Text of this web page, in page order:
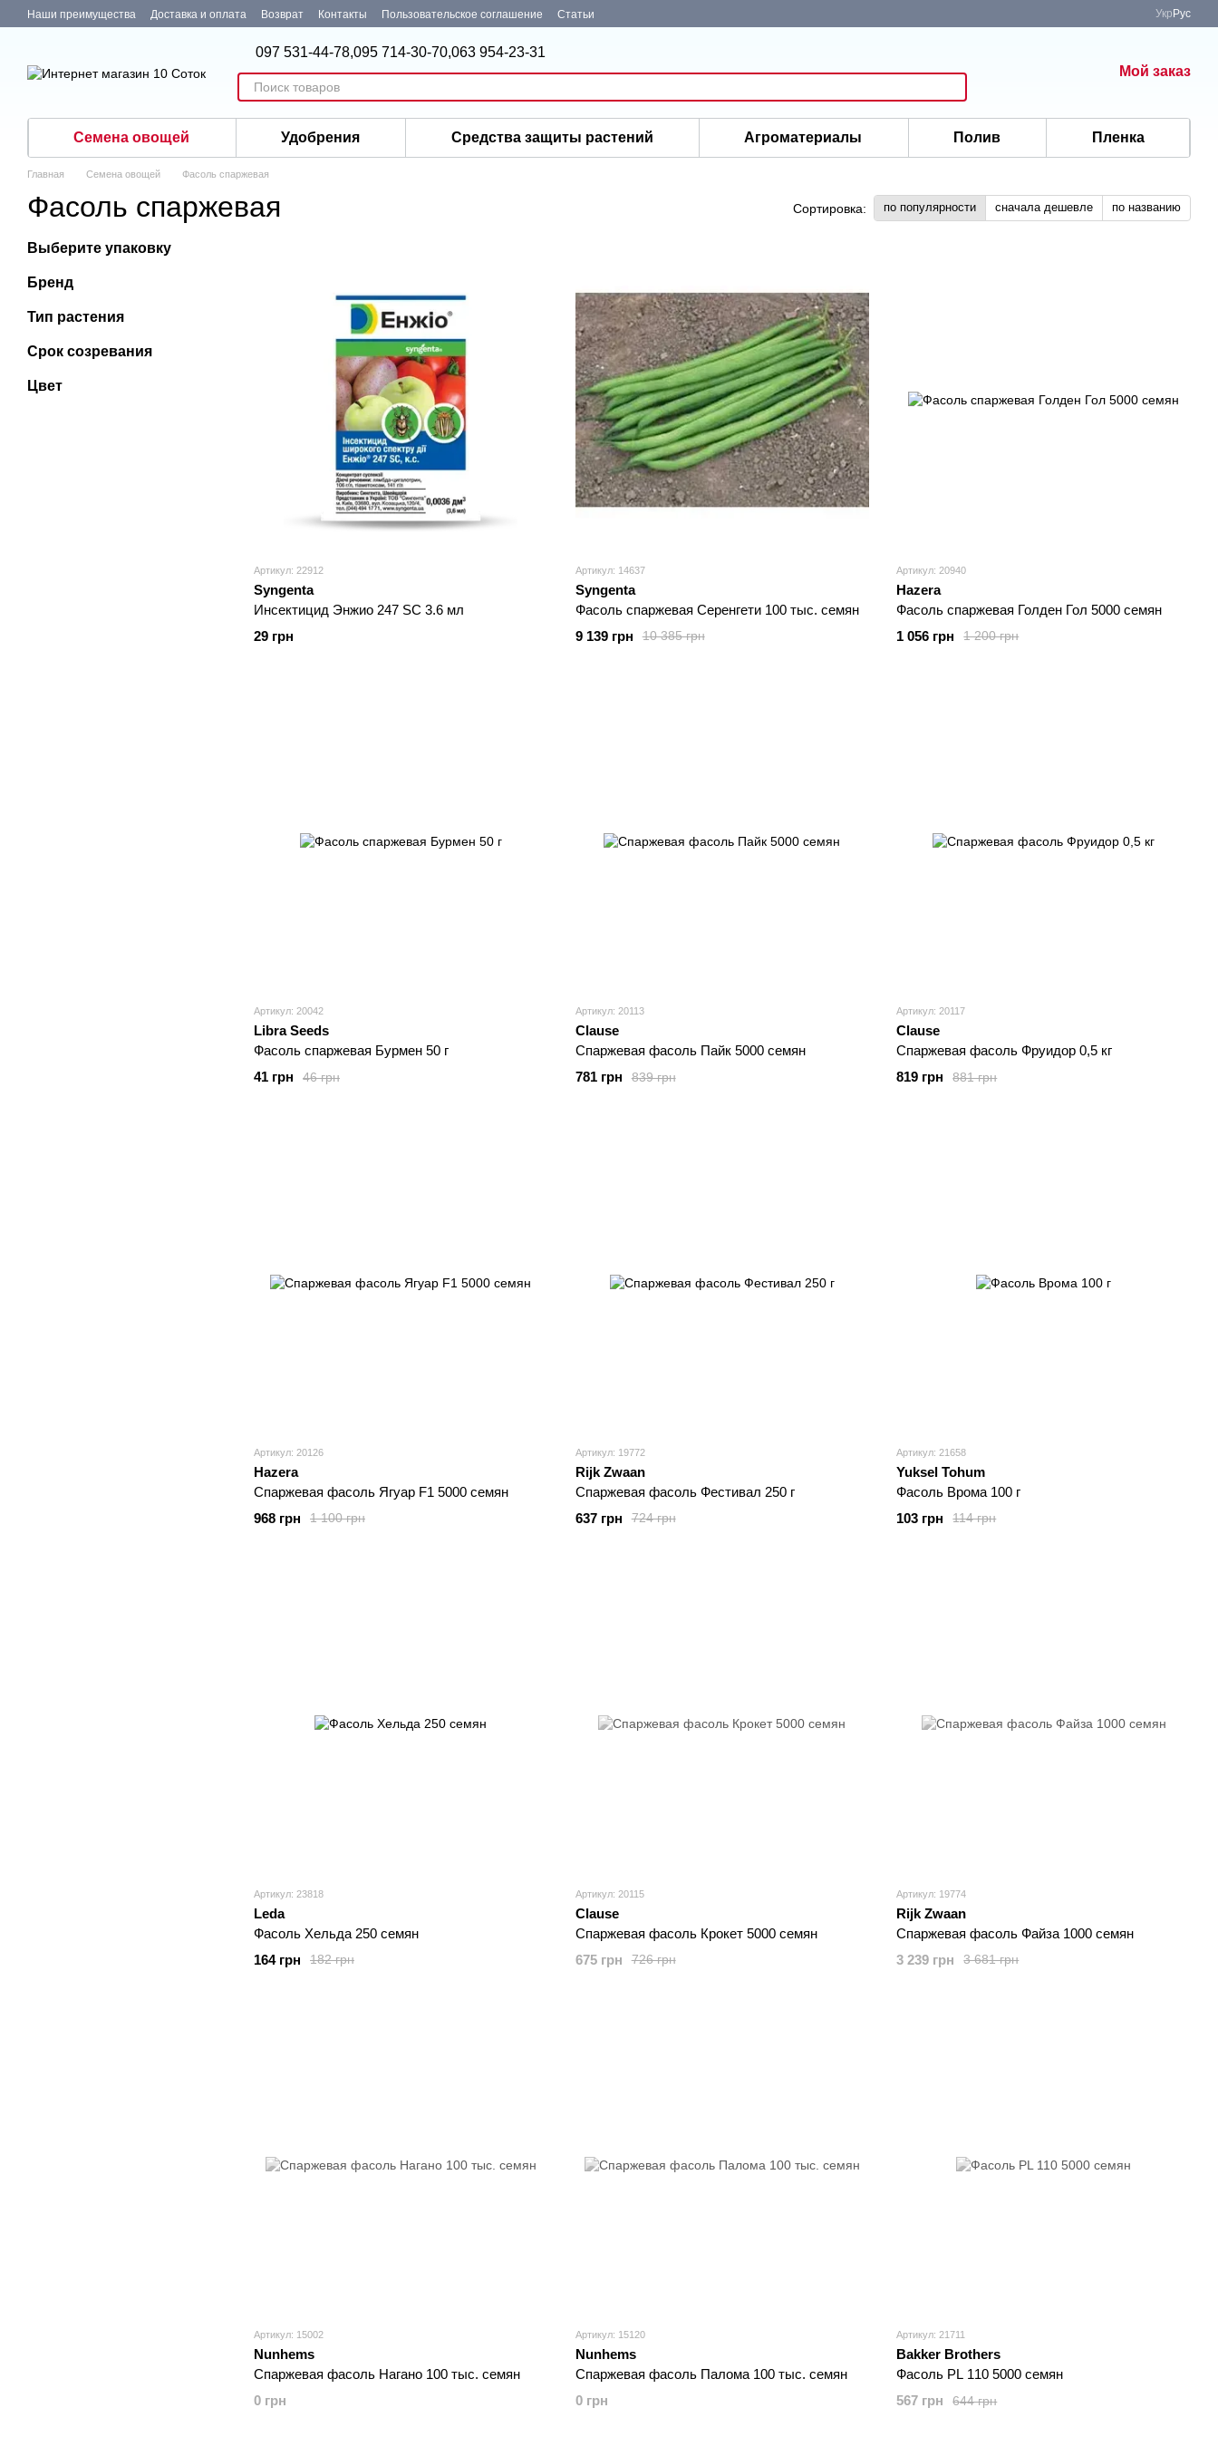
Перейти к основному контенту
Наши преимущества Доставка и оплата Возврат Контакты Пользовательское соглашение Статьи Укр Рус
097 531-44-78,095 714-30-70,063 954-23-31
Мой заказ
Семена овощей Удобрения Средства защиты растений Агроматериалы Полив Пленка
Главная Семена овощей Фасоль спаржевая
Фасоль спаржевая Сортировка: по популярности сначала дешевле по названию
Артикул: 22912
Syngenta
Инсектицид Энжио 247 SC 3.6 мл
29 грн
Артикул: 14637
Syngenta
Фасоль спаржевая Серенгети 100 тыс. семян
10 385 грн
9 139 грн
Артикул: 20940
Hazera
Фасоль спаржевая Голден Гол 5000 семян
1 200 грн
1 056 грн
Артикул: 20042
Libra Seeds
Фасоль спаржевая Бурмен 50 г
46 грн
41 грн
Артикул: 20113
Clause
Спаржевая фасоль Пайк 5000 семян
839 грн
781 грн
Артикул: 20117
Clause
Спаржевая фасоль Фруидор 0,5 кг
881 грн
819 грн
Артикул: 20126
Hazera
Спаржевая фасоль Ягуар F1 5000 семян
1 100 грн
968 грн
Артикул: 19772
Rijk Zwaan
Спаржевая фасоль Фестивал 250 г
724 грн
637 грн
Артикул: 21658
Yuksel Tohum
Фасоль Врома 100 г
114 грн
103 грн
Артикул: 23818
Leda
Фасоль Хельда 250 семян
182 грн
164 грн
Артикул: 20115
Clause
Спаржевая фасоль Крокет 5000 семян
726 грн
675 грн
Артикул: 19774
Rijk Zwaan
Спаржевая фасоль Файза 1000 семян
3 681 грн
3 239 грн
Артикул: 15002
Nunhems
Спаржевая фасоль Нагано 100 тыс. семян
0 грн
Артикул: 15120
Nunhems
Спаржевая фасоль Палома 100 тыс. семян
0 грн
Артикул: 21711
Bakker Brothers
Фасоль PL 110 5000 семян
644 грн
567 грн
Выберите упаковку
Бренд
Тип растения
Срок созревания
Цвет